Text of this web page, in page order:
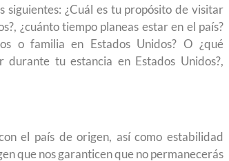
siguientes: ¿Cuál es tu propósito de visitar
¿cuánto tiempo planeas estar en el país?
o familia en Estados Unidos? O ¿qué
durante tu estancia en Estados Unidos?,
el país de origen, así como estabilidad
que nos garanticen que no permanecerás
Conoce los cursos de construcción en